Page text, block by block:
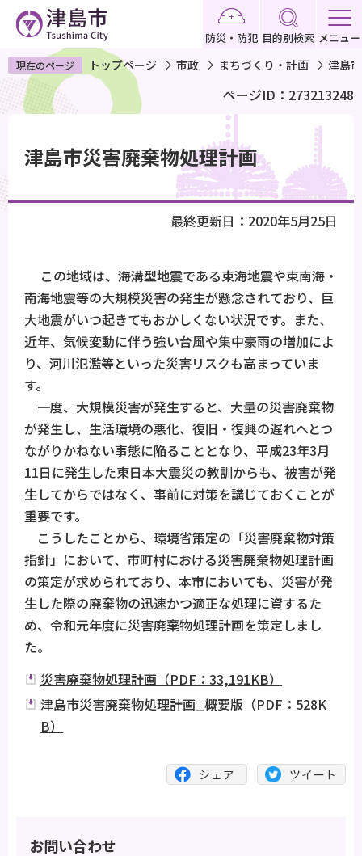
ペ
ー
ジ
で
す
防災・防犯 目的別検索 メニュー
現在のページ トップページ 市政 まちづくり・計画 津島
ページID：273213248
津島市災害廃棄物処理計画
最終更新日：2020年5月25日
この地域は、海溝型地震である東海地震や東南海・
南海地震等の大規模災害の発生が懸念されており、巨
大地震がいつ起きてもおかしくない状況です。また、
近年、気候変動に伴う強い台風や集中豪雨の増加によ
り、河川氾濫等といった災害リスクも高まっていま
す。
一度、大規模災害が発生すると、大量の災害廃棄物
が発生し、生活環境の悪化、復旧・復興の遅れへとつ
ながりかねない事態に陥ることとなり、平成23年3月
11日に発生した東日本大震災の教訓からも、被害が発
生してからではなく、事前に対策を講じておくことが
重要です。
こうしたことから、環境省策定の「災害廃棄物対策
指針」において、市町村における災害廃棄物処理計画
の策定が求められており、本市においても、災害が発
生した際の廃棄物の迅速かつ適正な処理に資するた
め、令和元年度に災害廃棄物処理計画を策定しまし
た。
災害廃棄物処理計画（PDF：33,191KB）
津島市災害廃棄物処理計画_概要版（PDF：528K
B）
お問い合わせ